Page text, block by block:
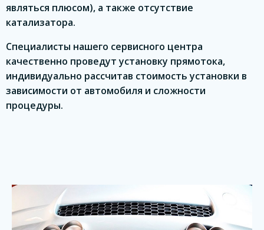
являться плюсом), а также отсутствие
катализатора.
Специалисты нашего сервисного центра
качественно проведут установку прямотока,
индивидуально рассчитав стоимость установки в
зависимости от автомобиля и сложности
процедуры.